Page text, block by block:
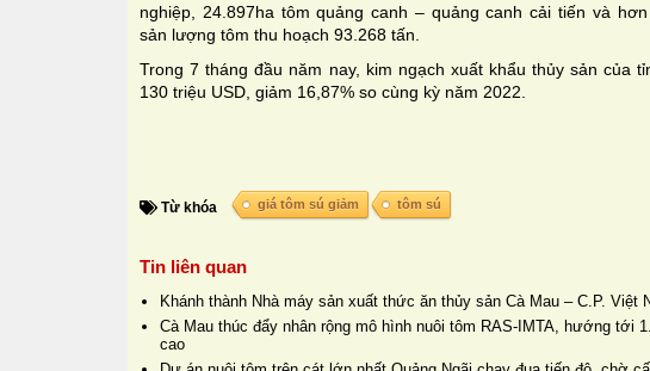
nghiệp, 24.897ha tôm quảng canh – quảng canh cải tiến và
sản lượng tôm thu hoạch 93.268 tấn.
Trong 7 tháng đầu năm nay, kim ngạch xuất khẩu thủy sản của
130 triệu USD, giảm 16,87% so cùng kỳ năm 2022.
Từ khóa giá tôm sú giảm tôm sú
Tin liên quan
Khánh thành Nhà máy sản xuất thức ăn thủy sản Cà Mau – C.P. Việt
Cà Mau thúc đẩy nhân rộng mô hình nuôi tôm RAS-IMTA, hướng tới
cao